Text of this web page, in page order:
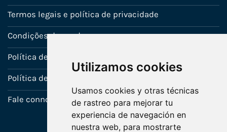
Utilizamos cookies
Usamos cookies y otras técnicas
de rastreo para mejorar tu
experiencia de navegación en
nuestra web, para mostrarte
Termos legais e política de privacidade
Condições de venda
Política de Garantia
Política de utilização de cookies
Fale connosco